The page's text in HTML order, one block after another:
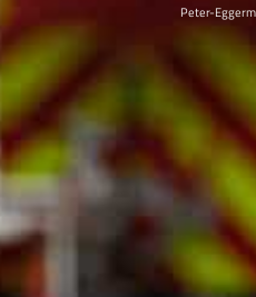
Peter-